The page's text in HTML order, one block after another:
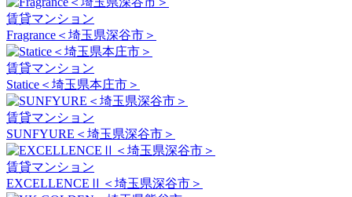
賃貸マンション
Fragrance＜埼玉県深谷市＞
賃貸マンション
Statice＜埼玉県本庄市＞
賃貸マンション
SUNFYURE＜埼玉県深谷市＞
賃貸マンション
EXCELLENCEⅡ＜埼玉県深谷市＞